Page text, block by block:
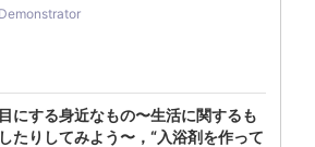
にする身近なもの〜生活に関するも
たりしてみよう〜，“入浴剤を作って